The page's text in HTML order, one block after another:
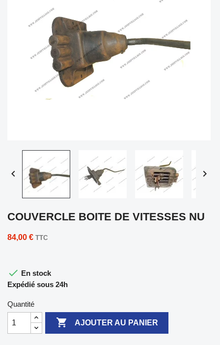
 
COUVERCLE BOITE DE VITESSES NU
84,00 € TTC
 En stock
Expédié sous 24h
Quantité
 AJOUTER AU PANIER